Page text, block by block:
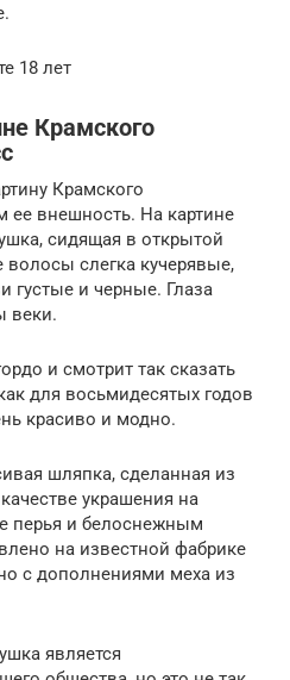
18 лет
Крамского
Крамского
ее внешность. На картине
сидящая в открытой
слегка кучерявые,
густые и черные. Глаза
веки.
и смотрит так сказать
для восьмидесятых годов
красиво и модно.
шляпка, сделанная из
украшения на
перья и белоснежным
на известной фабрике
с дополнениями меха из
является